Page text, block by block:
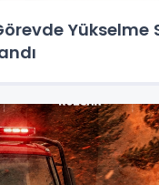
Yükselme